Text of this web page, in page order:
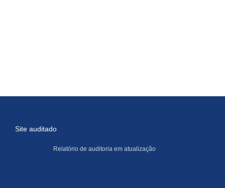
Site auditado
Relatório de auditoria em atualização